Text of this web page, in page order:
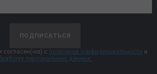
ПОДПИСАТЬСЯ
согласен(-на) с политикой конфиденциальности и
персональных данных.